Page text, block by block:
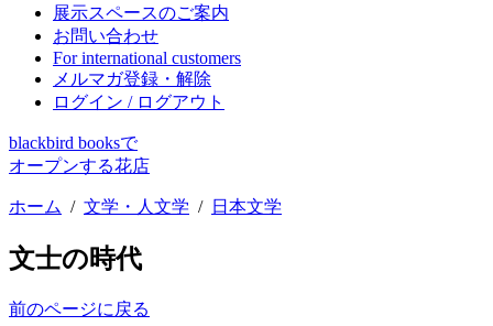
展示スペースのご案内
お問い合わせ
For international customers
メルマガ登録・解除
ログイン / ログアウト
blackbird booksで
オープンする花店
ホーム / 文学・人文学 / 日本文学
文士の時代
前のページに戻る